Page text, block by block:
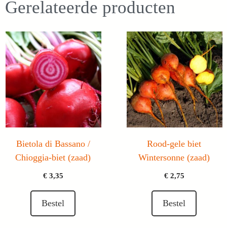
Gerelateerde producten
Bietola di Bassano /
Chioggia-biet (zaad)
€3,35
Bestel
Rood-gele biet
Wintersonne (zaad)
€2,75
Bestel